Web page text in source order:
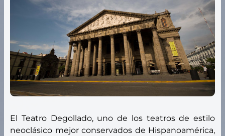
El Teatro Degollado, uno de los teatros de estilo
neoclásico mejor conservados de Hispanoamérica,